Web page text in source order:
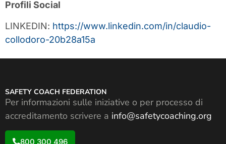
Profili Social
LINKEDIN: https://www.linkedin.com/in/claudio-
collodoro-20b28a15a
SAFETY COACH FEDERATION
Per informazioni sulle iniziative o per processo di
accreditamento scrivere a info@safetycoaching.org
800 300 496